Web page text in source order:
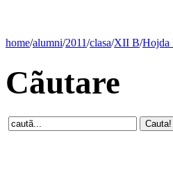
home/alumni/2011/clasa/XII B/Hojda
Cãutare